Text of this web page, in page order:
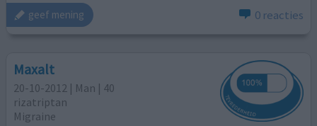
geef mening 0 reacties
Maxalt
20-10-2012 | Man | 40
rizatriptan
Migraine